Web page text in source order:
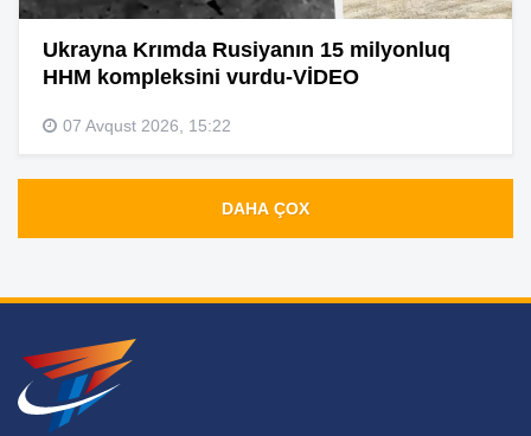
Ukrayna Krımda Rusiyanın 15 milyonluq
HHM kompleksini vurdu-VİDEO
07 Avqust 2026, 15:22
DAHA ÇOX